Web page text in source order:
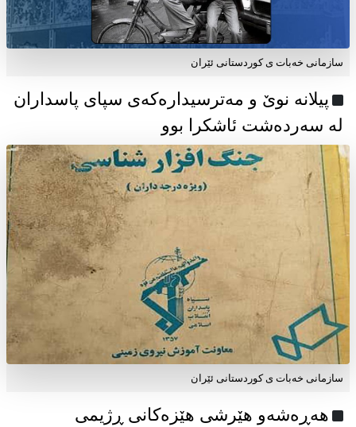
سازمانی خەبات ی كوردستانی ئێران
پیلانە نوێ و مەترسیدارەکەی سپای پاسداران
لە سەردەشت ئاشکرا بوو
سازمانی خەبات ی كوردستانی ئێران
هەڕەشەو هێرشی هێزەکانی ڕژیمی